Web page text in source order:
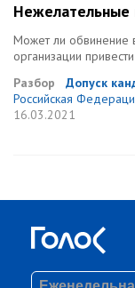
Нежелательные
Может ли обвинение
организации
Разбор
Допуск
Российская
16.03.2021